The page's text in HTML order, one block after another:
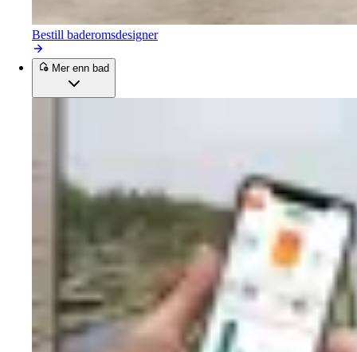
Bestill baderomsdesigner
Mer enn bad